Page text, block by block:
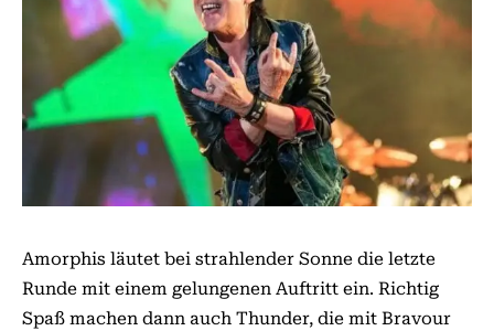
Amorphis läutet bei strahlender Sonne die letzte
Runde mit einem gelungenen Auftritt ein. Richtig
Spaß machen dann auch Thunder, die mit Bravour